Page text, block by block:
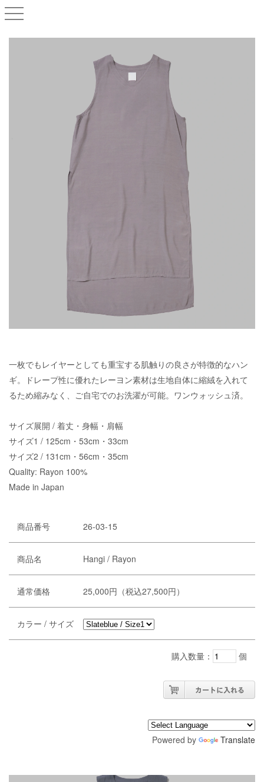
一枚でもレイヤーとしても重宝する肌触りの良さが特徴的なハン
ギ。ドレープ性に優れたレーヨン素材は生地自体に縮絨を入れて
るため縮みなく、ご自宅でのお洗濯が可能。ワンウォッシュ済。
サイズ展開 / 着丈・身幅・肩幅
サイズ1 / 125cm・53cm・33cm
サイズ2 / 131cm・56cm・35cm
Quality: Rayon 100%
Made in Japan
商品番号 26-03-15
商品名 Hangi / Rayon
通常価格 25,000円（税込27,500円）
カラー / サイズ
購入数量： 個
Powered by Translate